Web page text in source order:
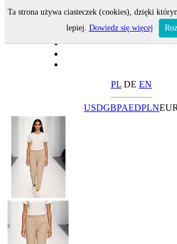
PL DE EN
USDGBPAEDPLNEUR
Ta strona używa ciasteczek (cookies), dzięki
lepiej. Dowiedz się więcej